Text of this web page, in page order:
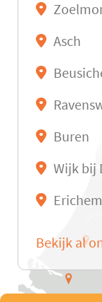
Asch
Buren
Wijk bij
Erichem
Bekijk al